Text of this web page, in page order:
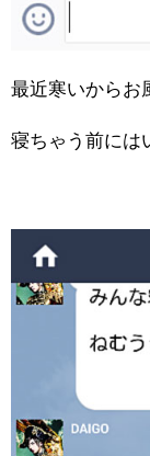
最近寒いからお
寝ちゃう前には